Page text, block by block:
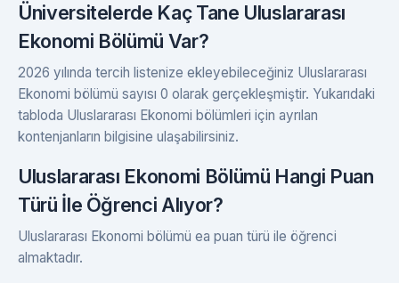
Üniversitelerde Kaç Tane Uluslararası
Ekonomi Bölümü Var?
2026 yılında tercih listenize ekleyebileceğiniz Uluslararası
Ekonomi bölümü sayısı 0 olarak gerçekleşmiştir. Yukarıdaki
tabloda Uluslararası Ekonomi bölümleri için ayrılan
kontenjanların bilgisine ulaşabilirsiniz.
Uluslararası Ekonomi Bölümü Hangi Puan
Türü İle Öğrenci Alıyor?
Uluslararası Ekonomi bölümü ea puan türü ile öğrenci
almaktadır.